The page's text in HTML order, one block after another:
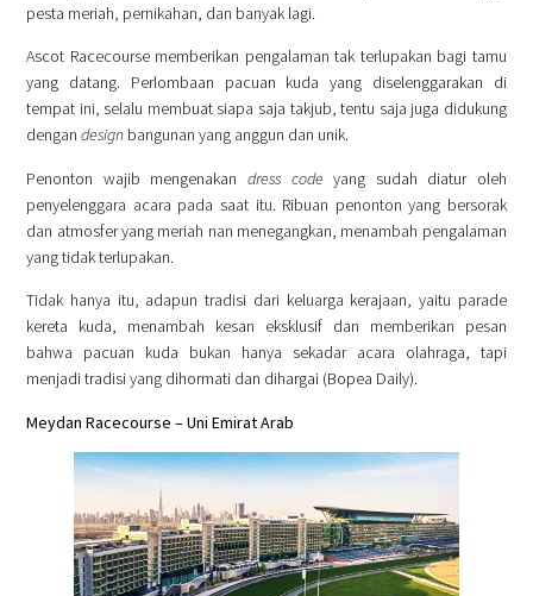
pesta meriah, pernikahan, dan banyak lagi.
Ascot Racecourse memberikan pengalaman tak terlupakan bagi tamu
yang datang. Perlombaan pacuan kuda yang diselenggarakan di
tempat ini, selalu membuat siapa saja takjub, tentu saja juga didukung
dengandesign bangunan yang anggun dan unik.
Penonton wajib mengenakan dress codeyang sudah diatur oleh
penyelenggara acara pada saat itu. Ribuan penonton yang bersorak
dan atmosfer yang meriah nan menegangkan, menambah pengalaman
yang tidak terlupakan.
Tidak hanya itu, adapun tradisi dari keluarga kerajaan, yaitu parade
kereta kuda, menambah kesan eksklusif dan memberikan pesan
bahwa pacuan kuda bukan hanya sekadar acara olahraga, tapi
menjadi tradisi yang dihormati dan dihargai (Bopea Daily).
Meydan Racecourse – Uni Emirat Arab